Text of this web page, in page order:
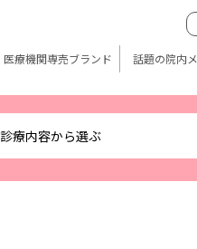
診療内容から選ぶ
医療機関専売ブランド 話題の院内